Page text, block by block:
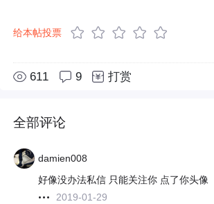
给本帖投票
611 9 打赏
全部评论
damien008
好像没办法私信 只能关注你 点了你头像
2019-01-29